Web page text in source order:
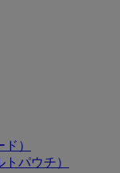
）
パウチ）